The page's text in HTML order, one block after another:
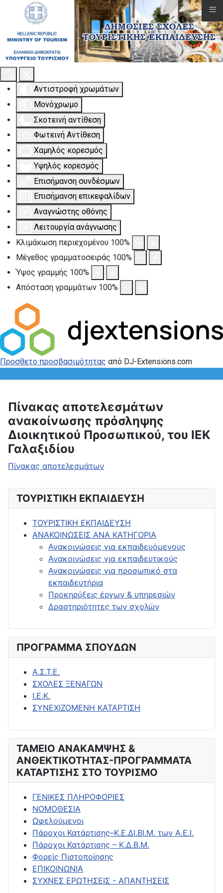
Εργαλειοθήκη Προσβασιμότητας
Αντιστροφή χρωμάτων
Μονόχρωμο
Σκοτεινή αντίθεση
Φωτεινή Αντίθεση
Χαμηλός κορεσμός
Υψηλός κορεσμός
Επισήμανση συνδέσμων
Επισήμανση επικεφαλίδων
Αναγνώστης οθόνης
Λειτουργία ανάγνωσης
Κλιμάκωση περιεχομένου 100%
Μέγεθος γραμματοσειράς 100%
Ύψος γραμμής 100%
Απόσταση γραμμάτων 100%
Προσθετο προσβασιμότητας από DJ-Extensions.com
ΤΟΥΡΙΣΤΙΚΗ ΕΚΠΑΙΔΕΥΣΗ
ΤΟΥΡΙΣΤΙΚΗ ΕΚΠΑΙΔΕΥΣΗ
ΑΝΑΚΟΙΝΩΣΕΙΣ ΑΝΑ ΚΑΤΗΓΟΡΙΑ
Ανακοινώσεις για εκπαιδευόμενους
Ανακοινώσεις για εκπαιδευτικούς
Ανακοινώσεις για προσωπικό στα
εκπαιδευτήρια
Προκηρύξεις έργων & υπηρεσιών
Δραστηριότητες των σχολών
ΠΡΟΓΡΑΜΜΑ ΣΠΟΥΔΩΝ
Α.Σ.Τ.Ε.
ΣΧΟΛΕΣ ΞΕΝΑΓΩΝ
Ι.Ε.Κ.
ΣΥΝΕΧΙΖΟΜΕΝΗ ΚΑΤΑΡΤΙΣΗ
ΤΑΜΕΙΟ ΑΝΑΚΑΜΨΗΣ &
ΑΝΘΕΚΤΙΚΟΤΗΤΑΣ-ΠΡΟΓΡΑΜΜΑΤΑ
ΚΑΤΑΡΤΙΣΗΣ ΣΤΟ ΤΟΥΡΙΣΜΟ
ΓΕΝΙΚΕΣ ΠΛΗΡΟΦΟΡΙΕΣ
ΝΟΜΟΘΕΣΙΑ
Ωφελούμενοι
Πάροχοι Κατάρτισης–Κ.Ε.ΔΙ.ΒΙ.Μ. των Α.Ε.Ι.
Πάροχοι Κατάρτισης – Κ.Δ.Β.Μ.
Φορείς Πιστοποίησης
ΕΠΙΚΟΙΝΩΝΙΑ
ΣΥΧΝΕΣ ΕΡΩΤΗΣΕΙΣ - ΑΠΑΝΤΗΣΕΙΣ
Πίνακας αποτελεσμάτων
ανακοίνωσης πρόσληψης
Διοικητικού Προσωπικού, του ΙΕΚ
Γαλαξιδίου
Πίνακας αποτελεσμάτων
≡